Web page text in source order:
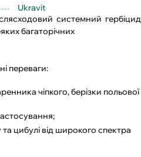
Ukravit
системний гербіцид
багаторічних
переваги:
чіпкого, берізки польової
цибулі від широкого спектра